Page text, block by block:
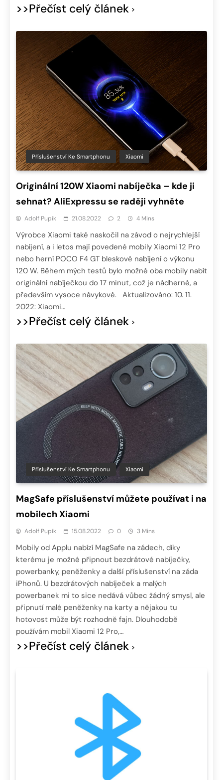
>>Přečíst celý článek
Příslušenství Ke Smartphonu Xiaomi
Originální 120W Xiaomi nabíječka – kde ji
sehnat? AliExpressu se raději vyhněte
Adolf Pupík 21.08.2022 2 4 Mins
Výrobce Xiaomi také naskočil na závod o nejrychlejší
nabíjení, a i letos mají povedené mobily Xiaomi 12 Pro
nebo herní POCO F4 GT bleskové nabíjení o výkonu
120 W. Během mých testů bylo možné oba mobily nabít
originální nabíječkou do 17 minut, což je nádherné, a
především vysoce návykové. Aktualizováno: 10. 11.
2022: Xiaomi…
>>Přečíst celý článek
Příslušenství Ke Smartphonu Xiaomi
MagSafe příslušenství můžete používat i na
mobilech Xiaomi
Adolf Pupík 15.08.2022 0 3 Mins
Mobily od Applu nabízí MagSafe na zádech, díky
kterému je možné připnout bezdrátové nabíječky,
powerbanky, peněženky a další příslušenství na záda
iPhonů. U bezdrátových nabíječek a malých
powerbanek mi to sice nedává vůbec žádný smysl, ale
připnutí malé peněženky na karty a nějakou tu
hotovost může být rozhodně fajn. Dlouhodobě
používám mobil Xiaomi 12 Pro,…
>>Přečíst celý článek